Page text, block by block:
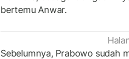
bertemu Anwar.
Sebelumnya, Prabowo sudah